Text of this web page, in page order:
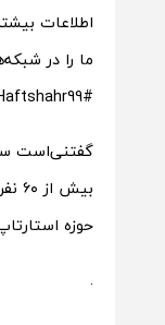
ما را در
#Haftshahr99 در شبکه‌های اجتماعی دنبال کنند.
حوزه
.